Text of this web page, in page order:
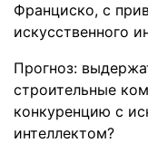
Франциско, с
искусственного
Прогноз:
строительные
конкуренцию с
интеллектом?